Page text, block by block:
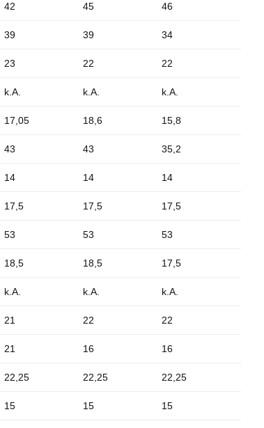
42 45 46
39 39 34
23 22 22
k.A. k.A. k.A.
17,05 18,6 15,8
43 43 35,2
14 14 14
17,5 17,5 17,5
53 53 53
18,5 18,5 17,5
k.A. k.A. k.A.
21 22 22
21 16 16
22,25 22,25 22,25
15 15 15